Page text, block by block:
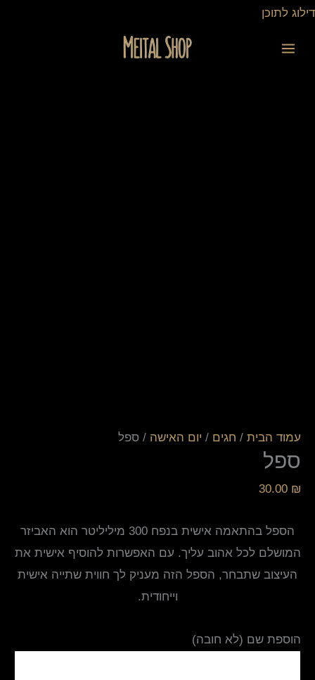
דילוג לתוכן
דילוג
עמוד הבית / חגים / יום האישה / ספל
ספל
30.00 ₪
הספל בהתאמה אישית בנפח 300 מיליליטר הוא האביזר
המושלם לכל אהוב עליך. עם האפשרות להוסיף אישית את
העיצוב שתבחר, הספל הזה מעניק לך חווית שתייה אישית
וייחודית.
הוספת שם (לא חובה)
של